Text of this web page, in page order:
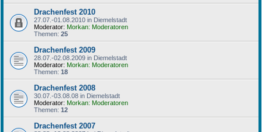
Drachenfest 2010
27.07.-01.08.2010 in Diemelstadt
Moderator: Morkan: Moderatoren
Themen: 25
Drachenfest 2009
28.07.-02.08.2009 in Diemelstadt
Moderator: Morkan: Moderatoren
Themen: 18
Drachenfest 2008
30.07.-03.08.08 in Diemelstadt
Moderator: Morkan: Moderatoren
Themen: 12
Drachenfest 2007